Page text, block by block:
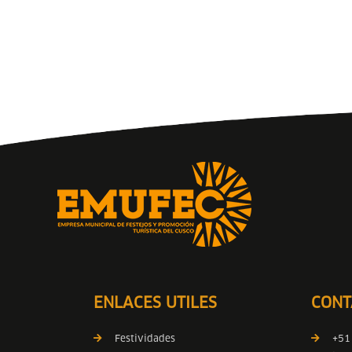
ENLACES UTILES
Festividades